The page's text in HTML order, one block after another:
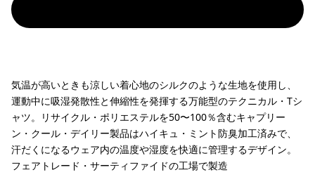
気温が高いときも涼しい着心地のシルクのような生地を使用し、
運動中に吸湿発散性と伸縮性を発揮する万能型のテクニカル・Tシ
ャツ。リサイクル・ポリエステルを50〜100％含むキャプリー
ン・クール・デイリー製品はハイキュ・ミント防臭加工済みで、
汗だくになるウェア内の温度や湿度を快適に管理するデザイン。
フェアトレード・サーティファイドの工場で製造